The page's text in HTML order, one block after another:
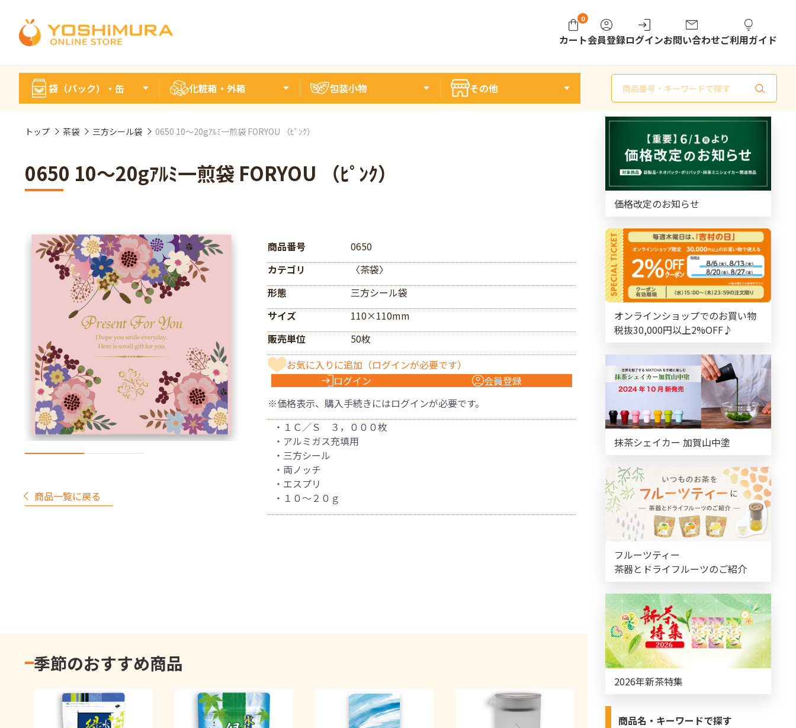
0
カート会員登録ログインお問い合わせご利用ガイド
袋（パック）・缶 化粧箱・外箱 包装小物 その他
品
索
トップ 茶袋 三方シール袋 0650 10～20gｱﾙﾐ一煎袋 FORYOU （ﾋﾟﾝｸ）
0650 10～20gｱﾙﾐ一煎袋 FORYOU （ﾋﾟﾝｸ）
商品一覧に戻る
商品番号
0650
カテゴリ
〈茶袋〉
形態
三方シール袋
サイズ
110×110mm
販売単位
50枚
お気に入りに追加 （ログインが必要です）
ログイン
会員登録
※価格表示、購入手続きにはログインが必要です。
・１Ｃ／Ｓ ３，０００枚
・アルミガス充填用
・三方シール
・両ノッチ
・エスプリ
・１０〜２０ｇ
季節のおすすめ商品
価格改定のお知らせ
オンラインショップでのお買い物
税抜30,000円以上2%OFF♪
抹茶シェイカー 加賀山中塗
フルーツティー
茶器とドライフルーツのご紹介
2026年新茶特集
商品名・キーワードで探す